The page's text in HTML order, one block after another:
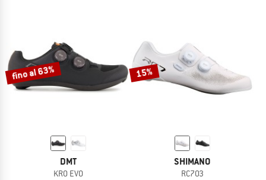
fino al 63%
DMT
KR0 EVO
15%
SHIMANO
RC703